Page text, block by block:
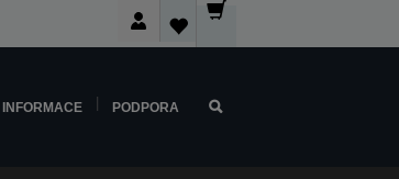
INFORMACE PODPORA